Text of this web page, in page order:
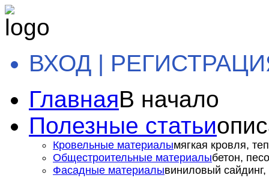
ВХОД |
ГлавнаяВ начало
Полезные статьи
Кровельные материалымягкая кровля,
Общестроительные материалыбетон,
Фасадные материалывиниловый сайдинг,